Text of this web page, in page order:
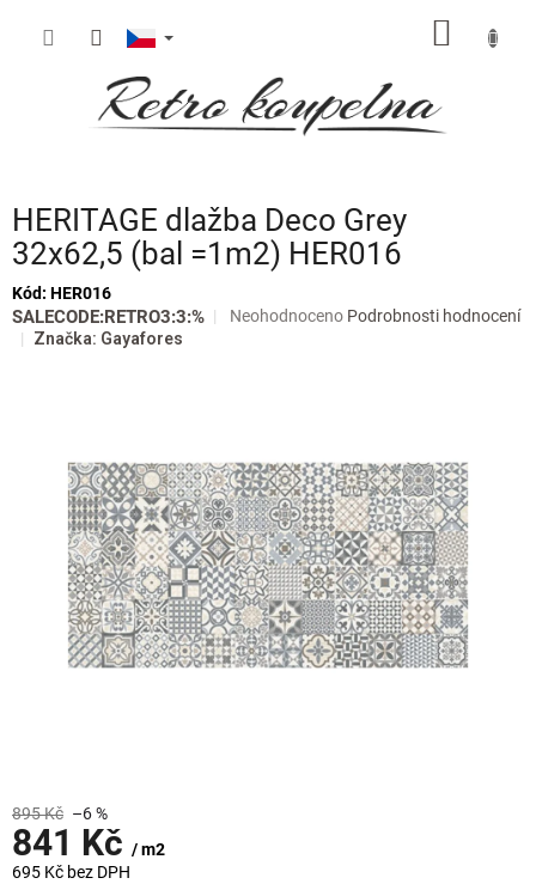
HERITAGE dlažba Deco Grey
32x62,5 (bal =1m2) HER016
Kód: HER016
SALECODE:RETRO3:3:%
Průměrné
hvězdiček.
Neohodnoceno Podrobnosti hodnocení
Značka: Gayafores
895 Kč –6 %
841 Kč / m2
695 Kč bez DPH